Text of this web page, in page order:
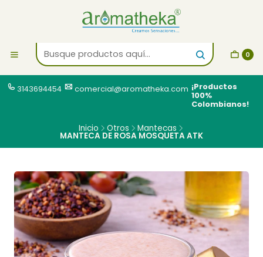
0
3143694454 comercial@aromatheka.com ¡Productos
100%
Colombianos!
Inicio Otros Mantecas
MANTECA DE ROSA MOSQUETA ATK